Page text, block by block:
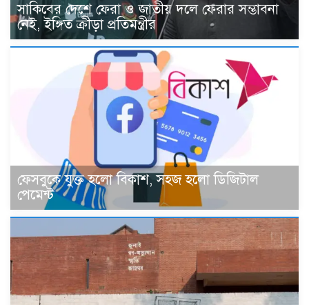
সাকিবের দেশে ফেরা ও জাতীয় দলে ফেরার সম্ভাবনা
নেই, ইঙ্গিত ক্রীড়া প্রতিমন্ত্রীর
ফেসবুকে যুক্ত হলো বিকাশ, সহজ হলো ডিজিটাল
পেমেন্ট